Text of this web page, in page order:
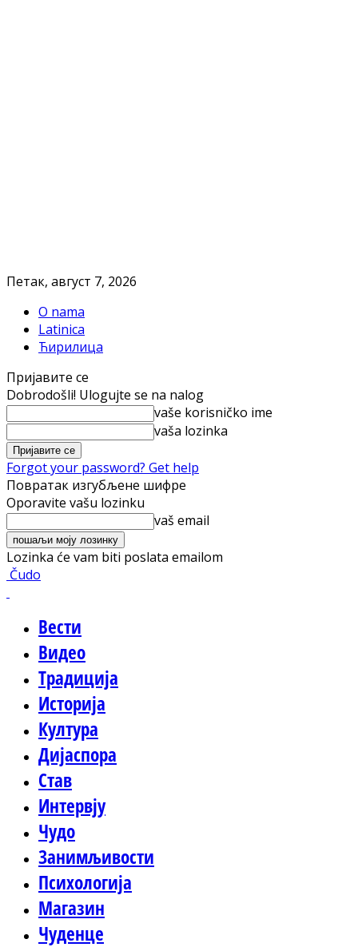
Петак, август 7, 2026
O nama
Latinica
Ћирилица
Пријавите се
Dobrodošli! Ulogujte se na nalog
vaše korisničko ime
vaša lozinka
Forgot your password? Get help
Повратак изгубљене шифре
Oporavite vašu lozinku
vaš email
Lozinka će vam biti poslata emailom
Čudo
Вести
Видео
Традиција
Историја
Култура
Дијаспора
Став
Интервју
Чудо
Занимљивости
Психологија
Магазин
Чуденце